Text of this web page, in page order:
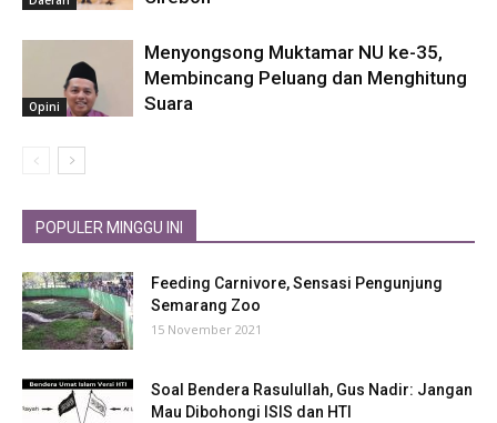
Opini
Menyongsong Muktamar NU ke-35,
Membincang Peluang dan Menghitung
Suara
POPULER MINGGU INI
Feeding Carnivore, Sensasi Pengunjung
Semarang Zoo
15 November 2021
Soal Bendera Rasulullah, Gus Nadir: Jangan
Mau Dibohongi ISIS dan HTI